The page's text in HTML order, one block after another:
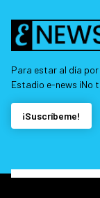
Para estar al día
Estadio e-news ¡No
¡Suscríbeme!